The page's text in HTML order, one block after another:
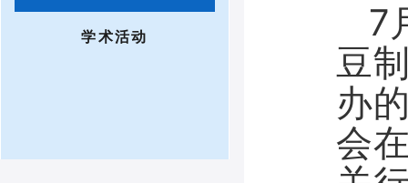
学术活动
7
豆
办
会